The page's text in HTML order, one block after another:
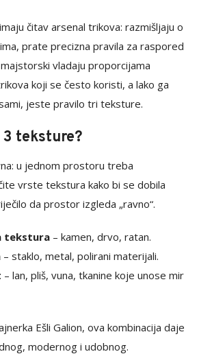
čitav arsenal trikova: razmišljaju o
prate precizna pravila za raspored
vladaju proporcijama
koji se često koristi, a lako ga
jeste pravilo tri teksture.
teksture?
u jednom prostoru treba
vrste tekstura kako bi se dobila
da prostor izgleda „ravno“.
tekstura – kamen, drvo, ratan.
– staklo, metal, polirani materijali.
– lan, pliš, vuna, tkanine koje unose mir
Ešli Galion, ova kombinacija daje
modernog i udobnog.